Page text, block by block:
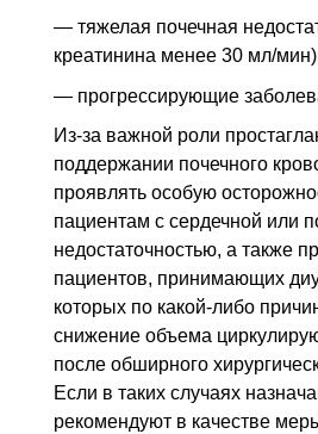
— тяжелая почечная
креатинина менее 30 мл/
— прогрессирующие
Из-за важной роли
поддержании почечного
проявлять особую
пациентам с сердечной или
недостаточностью, а также
пациентов, принимающих
которых по какой-либо
снижение объема
после обширного
Если в таких случаях
рекомендуют в качестве